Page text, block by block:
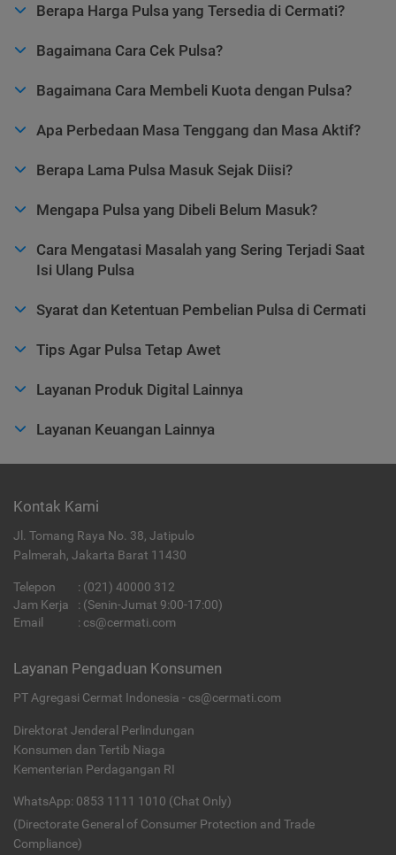
Berapa Harga Pulsa yang Tersedia di Cermati?
Bagaimana Cara Cek Pulsa?
Bagaimana Cara Membeli Kuota dengan Pulsa?
Apa Perbedaan Masa Tenggang dan Masa Aktif?
Berapa Lama Pulsa Masuk Sejak Diisi?
Mengapa Pulsa yang Dibeli Belum Masuk?
Cara Mengatasi Masalah yang Sering Terjadi Saat
Isi Ulang Pulsa
Syarat dan Ketentuan Pembelian Pulsa di Cermati
Tips Agar Pulsa Tetap Awet
Layanan Produk Digital Lainnya
Layanan Keuangan Lainnya
Kontak Kami
Jl. Tomang Raya No. 38, Jatipulo
Palmerah, Jakarta Barat 11430
Telepon : (021) 40000 312
Jam Kerja
: (Senin-Jumat 9:00-17:00)
Email
: cs@cermati.com
Layanan Pengaduan Konsumen
PT Agregasi Cermat Indonesia - cs@cermati.com
Direktorat Jenderal Perlindungan
Konsumen dan Tertib Niaga
Kementerian Perdagangan RI
WhatsApp: 0853 1111 1010 (Chat Only)
(Directorate General of Consumer Protection and Trade
Compliance)